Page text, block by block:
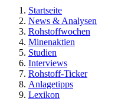
Startseite
News & Analysen
Rohstoffwochen
Minenaktien
Studien
Interviews
Rohstoff-Ticker
Anlagetipps
Lexikon